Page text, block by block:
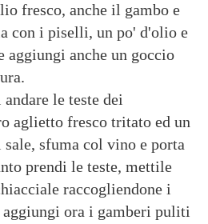
fresco, anche il gambo e
con i piselli, un po' d'olio e
aggiungi anche un goccio
le teste dei
aglietto fresco tritato ed un
sfuma col vino e porta
prendi le teste, mettile
raccogliendone i
ora i gamberi puliti